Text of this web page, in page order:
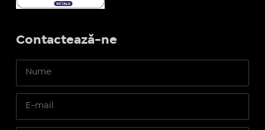
Contactează-ne